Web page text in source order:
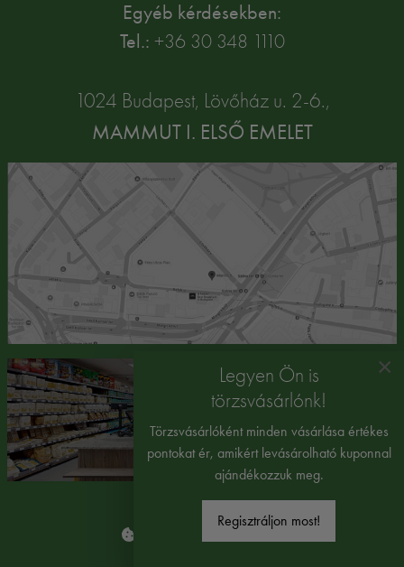
Egyéb kérdésekben:
Tel.: +36 30 348 1110
1024 Budapest, Lövőház u. 2-6.,
MAMMUT I. ELSŐ EMELET
×
Legyen Ön is
törzsvásárlónk!
Törzsvásárlóként minden vásárlása értékes
pontokat ér, amikért levásárolható kuponnal
ajándékozzuk meg.
Regisztráljon most!